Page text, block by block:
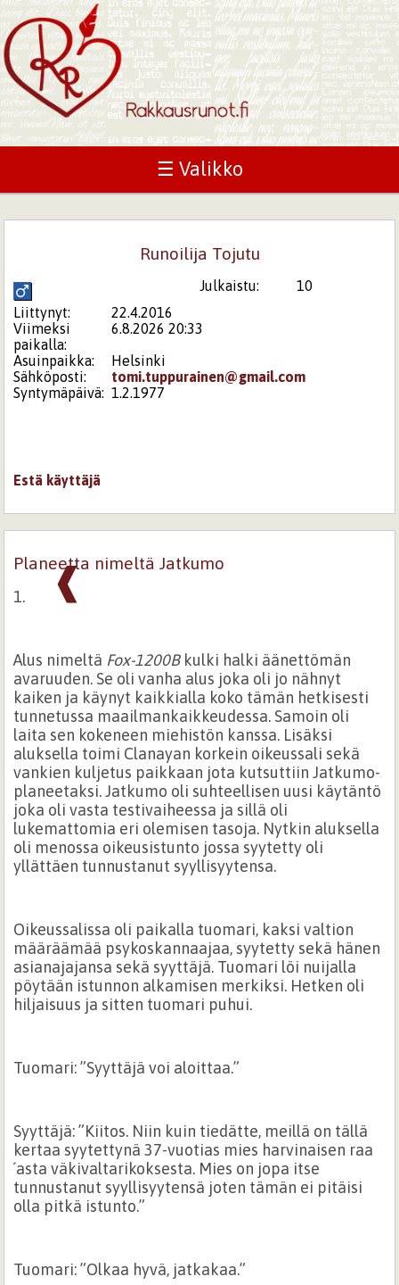
☰ Valikko
Runoilija Tojutu
Julkaistu:
10
Liittynyt:
22.4.2016
Viimeksi
paikalla:
6.8.2026 20:33
Asuinpaikka:
Helsinki
Sähköposti:
tomi.tuppurainen@gmail.com
Syntymäpäivä: 1.2.1977
Estä käyttäjä
❰
Planeetta nimeltä Jatkumo
1.
Alus nimeltä Fox-1200Bkulki halki äänettömän
avaruuden. Se oli vanha alus joka oli jo nähnyt
kaiken ja käynyt kaikkialla koko tämän hetkisesti
tunnetussa maailmankaikkeudessa. Samoin oli
laita sen kokeneen miehistön kanssa. Lisäksi
aluksella toimi Clanayan korkein oikeussali sekä
vankien kuljetus paikkaan jota kutsuttiin Jatkumo-
planeetaksi. Jatkumo oli suhteellisen uusi käytäntö
joka oli vasta testivaiheessa ja sillä oli
lukemattomia eri olemisen tasoja. Nytkin aluksella
oli menossa oikeusistunto jossa syytetty oli
yllättäen tunnustanut syyllisyytensa.
Oikeussalissa oli paikalla tuomari, kaksi valtion
määräämää psykoskannaajaa, syytetty sekä hänen
asianajajansa sekä syyttäjä. Tuomari löi nuijalla
pöytään istunnon alkamisen merkiksi. Hetken oli
hiljaisuus ja sitten tuomari puhui.
Tuomari: ”Syyttäjä voi aloittaa.”
Syyttäjä: ”Kiitos. Niin kuin tiedätte, meillä on tällä
kertaa syytettynä 37-vuotias mies harvinaisen raa
´asta väkivaltarikoksesta. Mies on jopa itse
tunnustanut syyllisyytensä joten tämän ei pitäisi
olla pitkä istunto.”
Tuomari: ”Olkaa hyvä, jatkakaa.”